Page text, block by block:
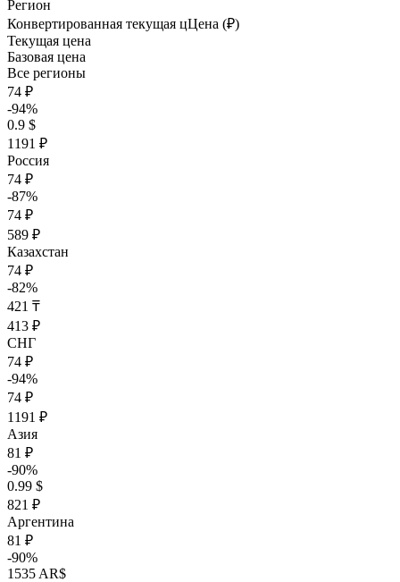
Регион
Конвертированная текущая цЦена (₽)
Текущая цена
Базовая цена
Все регионы
74 ₽
-94%
0.9 $
1191 ₽
Россия
74 ₽
-87%
74 ₽
589 ₽
Казахстан
74 ₽
-82%
421 ₸
413 ₽
СНГ
74 ₽
-94%
74 ₽
1191 ₽
Азия
81 ₽
-90%
0.99 $
821 ₽
Аргентина
81 ₽
-90%
1535 AR$